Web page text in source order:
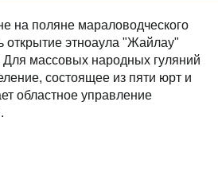
на поляне мараловодческого
открытие этноаула "Жайлау"
массовых народных гуляний
состоящее из пяти юрт и
областное управление